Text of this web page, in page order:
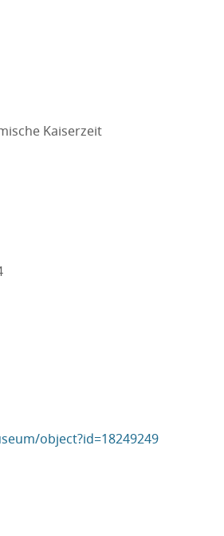
Kaiserzeit
object?id=18249249